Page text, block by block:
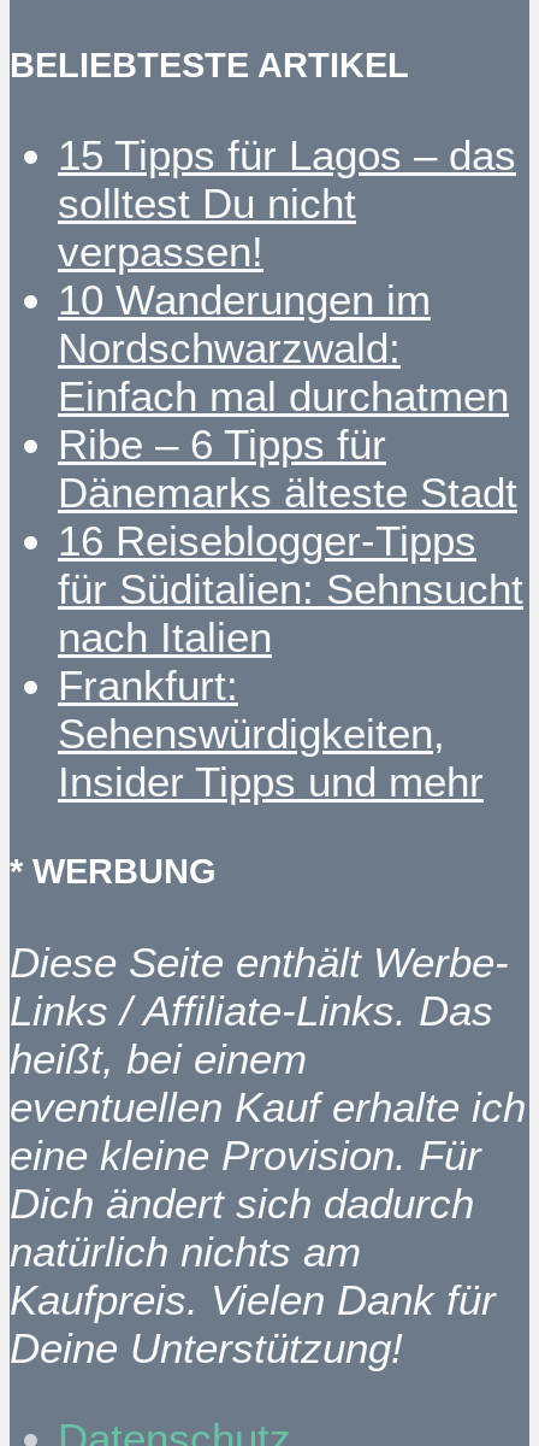
BELIEBTESTE ARTIKEL
15 Tipps für Lagos – das
solltest Du nicht
verpassen!
10 Wanderungen im
Nordschwarzwald:
Einfach mal durchatmen
Ribe – 6 Tipps für
Dänemarks älteste Stadt
16 Reiseblogger-Tipps
für Süditalien: Sehnsucht
nach Italien
Frankfurt:
Sehenswürdigkeiten,
Insider Tipps und mehr
* WERBUNG
Diese Seite enthält Werbe-
Links / Affiliate-Links. Das
heißt, bei einem
eventuellen Kauf erhalte ich
eine kleine Provision. Für
Dich ändert sich dadurch
natürlich nichts am
Kaufpreis. Vielen Dank für
Deine Unterstützung!